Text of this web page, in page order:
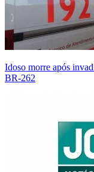
Idoso morre após
BR-262